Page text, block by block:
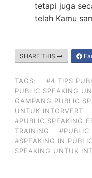
tetapi juga
telah Kamu
SHARE THIS
TAGS: #4 TIPS
PUBLIC SPEAKING
GAMPANG PUBLIC
UNTUK INTORVERT
#PUBLIC SPEAKING
TRAINING
#PUBLIC
#SPEAKING IN PUBLIC
SPEAKING UNTUK